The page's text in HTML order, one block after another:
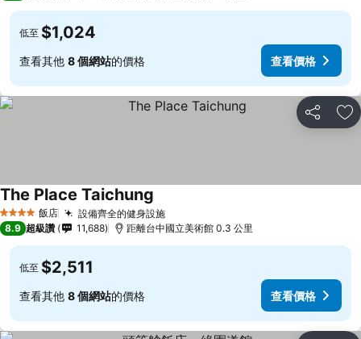
低至 $1,024
查看其他 8 個網站的價格 查看價格
分享 加
4 星級 飯店 設備齊全的健身設施查看價格
The Place Taichung
8.9 超級讚 11,688 距離台中國立美術館 0.3 公里
低至 $2,511
查看其他 8 個網站的價格 查看價格